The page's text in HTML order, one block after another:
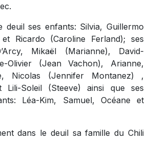
deuil ses enfants: Silvia, Guillermo
Ricardo (Caroline Ferland); ses
Mikaël (Marianne), David-
Olivier (Jean Vachon), Arianne,
Nicolas (Jennifer Montanez)
,
Lili-Soleil (Steeve) ainsi que ses
Léa-Kim, Samuel, Océane et
dans le deuil sa famille du Chili